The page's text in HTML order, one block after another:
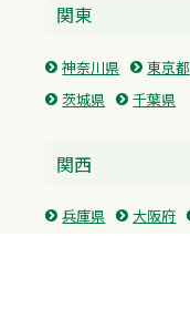
関東
神奈川県 東京都
茨城県
千葉県
関西
兵庫県 大阪府